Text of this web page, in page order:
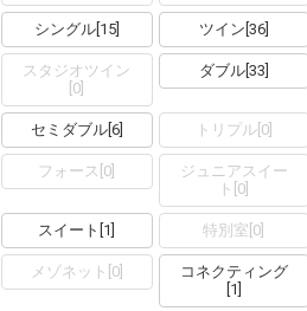
シングル[ 15] ツイン 36]
スタジオツイン
0
ダブル[ 33
セミダブル[ 6] トリプル[ 0]
フォース 0
ジュニアスイー
ト 0
スイート 1 特別室 0
メゾネット 0]
コネクティング
1